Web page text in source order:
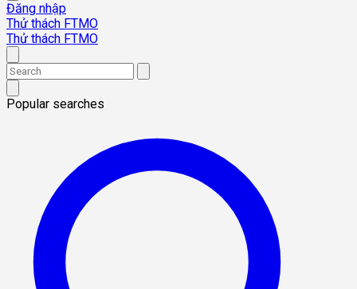
Đăng nhập
Thử thách FTMO
Thử thách FTMO
Popular searches